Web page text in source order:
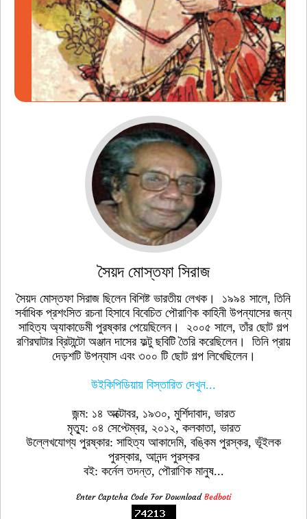
সৈয়দ মোস্তফা সিরাজ
সৈয়দ মোস্তফা সিরাজ ছিলেন বিশিষ্ট ভারতীয় লেখক। ১৯৯৪ সালে, তিনি
সর্বাধিক প্রশংসিত রচনা হিসাবে বিবেচিত পৌরাণিক কাহিনী উপন্যাসের জন্য
সাহিত্য অ্যাকাডেমী পুরষ্কার পেয়েছিলেন। ২০০৫ সালে, তাঁর ছোট গল্প
রণিরঘাটার ব্রিটান্টো অঞ্জান দাসের ফল্টু ছবিটি তৈরি করেছিলেন। তিনি প্রায়
দেড়শটি উপন্যাস এবং ৩০০ টি ছোট গল্প লিখেছিলেন।
উইকিপিডিয়ায় বিস্তারিত দেখুন...
জন্ম: ১৪ অক্টোবর, ১৯৩০, মুর্শিদাবাদ, ভারত
মৃত্যু: ০৪ সেপ্টেম্বর, ২০১২, কলকাতা, ভারত
উল্লেখযোগ্য পুরষ্কার: সাহিত্য আকাদেমি, বঙ্কিম পুরস্কর, ভূঁইলক
পুরস্কার, আনন্দ পুরস্কর
বই: কর্নেল তদন্ত, পৌরাণিক মানুষ...
Enter Captcha Code For Download Bedboti